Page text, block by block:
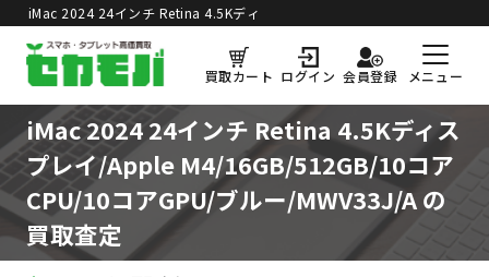
買取価格更新日：2026年8月5日
iMac 2024 24インチ Retina 4.5Kディ
コアCPU/10コアGPU/ブル
ー/MWV33J/A の買取査定
買取カート ログイン 会員登録 メニュー
iMac 2024 24インチ Retina 4.5Kディス
プレイ/Apple M4/16GB/512GB/10コア
CPU/10コアGPU/ブルー/MWV33J/A の
買取査定